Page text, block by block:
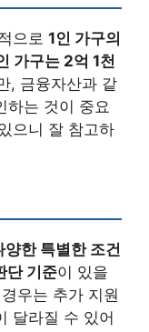
으로 1인 가구의
가구는 2억 1천
, 금융자산과 같
하는 것이 중요
으니 잘 참고하
양한 특별한 조건
단 기준이 있을
우는 추가 지원
달라질 수 있어